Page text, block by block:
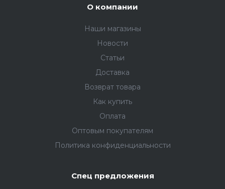
О компании
Наши магазины
Новости
Статьи
Доставка
Возврат товара
Как купить
Оплата
Оптовым покупателям
Политика конфиденциальности
Спец предложения